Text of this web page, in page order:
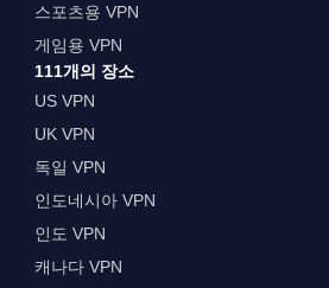
스포츠용 VPN
게임용 VPN
111개의 장소
US VPN
UK VPN
독일 VPN
인도네시아 VPN
인도 VPN
캐나다 VPN